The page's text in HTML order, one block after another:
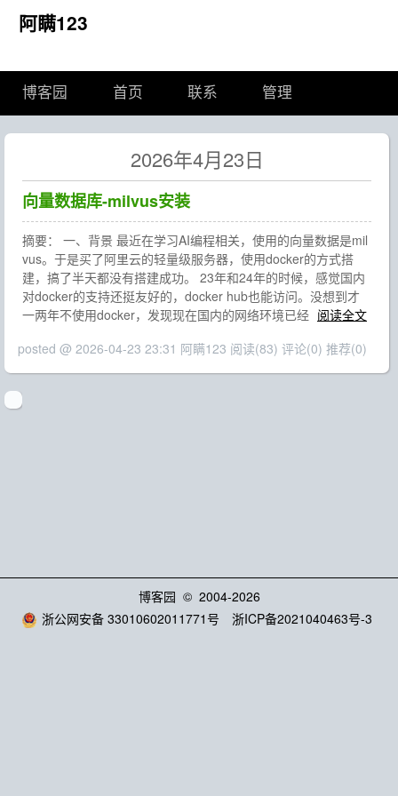
阿瞒123
博客园 首页 联系 管理
2026年4月23日
向量数据库-milvus安装
摘要： 一、背景 最近在学习AI编程相关，使用的向量数据是mil
vus。于是买了阿里云的轻量级服务器，使用docker的方式搭
建，搞了半天都没有搭建成功。 23年和24年的时候，感觉国内
对docker的支持还挺友好的，docker hub也能访问。没想到才
一两年不使用docker，发现现在国内的网络环境已经 阅读全文
posted @ 2026-04-23 23:31 阿瞒123 阅读(83) 评论(0) 推荐(0)
博客园 © 2004-2026
浙公网安备 33010602011771号
浙ICP备2021040463号-3